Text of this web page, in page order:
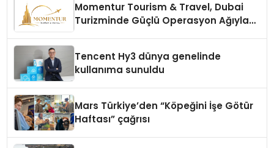
Momentur Tourism & Travel, Dubai
Turizminde Güçlü Operasyon Ağıyla
Tencent Hy3 dünya genelinde
kullanıma sunuldu
Mars Türkiye’den “Köpeğini İşe Götür
Haftası” çağrısı